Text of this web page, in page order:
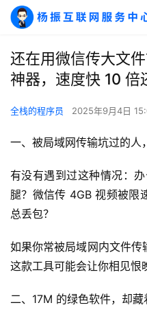
还在用微信传大文
神器，速度快 10 倍
全栈的程序员 2025年9月4日
一、被局域网传输坑过的人
有没有遇到过这种情况：
腿？微信传 4GB 视频被限
总丢包？
如果你常被局域网内文件传
这款工具可能会让你相见恨
二、17M 的绿色软件，却